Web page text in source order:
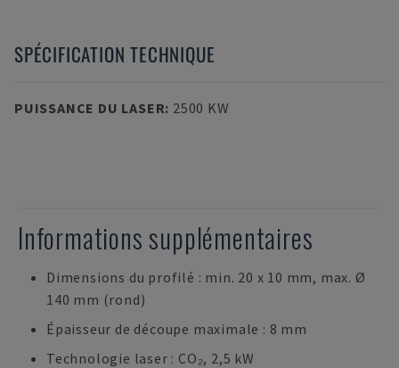
SPÉCIFICATION TECHNIQUE
PUISSANCE DU LASER: 2500 KW
Informations supplémentaires
Dimensions du profilé : min. 20 x 10 mm, max. Ø
140 mm (rond)
Épaisseur de découpe maximale : 8 mm
Technologie laser : CO₂, 2,5 kW